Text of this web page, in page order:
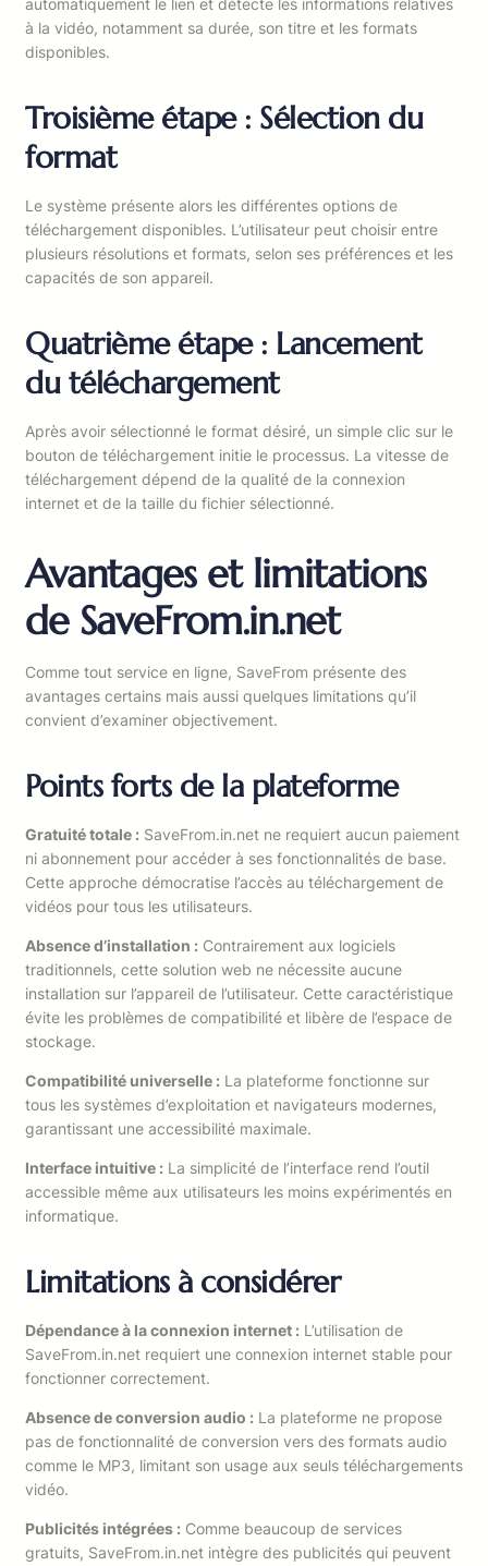
automatiquement le lien et détecte les informations relatives
à la vidéo, notamment sa durée, son titre et les formats
disponibles.
Troisième étape : Sélection du
format
Le système présente alors les différentes options de
téléchargement disponibles. L’utilisateur peut choisir entre
plusieurs résolutions et formats, selon ses préférences et les
capacités de son appareil.
Quatrième étape : Lancement
du téléchargement
Après avoir sélectionné le format désiré, un simple clic sur le
bouton de téléchargement initie le processus. La vitesse de
téléchargement dépend de la qualité de la connexion
internet et de la taille du fichier sélectionné.
Avantages et limitations
de SaveFrom.in.net
Comme tout service en ligne, SaveFrom présente des
avantages certains mais aussi quelques limitations qu’il
convient d’examiner objectivement.
Points forts de la plateforme
Gratuité totale : SaveFrom.in.net ne requiert aucun paiement
ni abonnement pour accéder à ses fonctionnalités de base.
Cette approche démocratise l’accès au téléchargement de
vidéos pour tous les utilisateurs.
Absence d’installation : Contrairement aux logiciels
traditionnels, cette solution web ne nécessite aucune
installation sur l’appareil de l’utilisateur. Cette caractéristique
évite les problèmes de compatibilité et libère de l’espace de
stockage.
Compatibilité universelle : La plateforme fonctionne sur
tous les systèmes d’exploitation et navigateurs modernes,
garantissant une accessibilité maximale.
Interface intuitive : La simplicité de l’interface rend l’outil
accessible même aux utilisateurs les moins expérimentés en
informatique.
Limitations à considérer
Dépendance à la connexion internet : L’utilisation de
SaveFrom.in.net requiert une connexion internet stable pour
fonctionner correctement.
Absence de conversion audio : La plateforme ne propose
pas de fonctionnalité de conversion vers des formats audio
comme le MP3, limitant son usage aux seuls téléchargements
vidéo.
Publicités intégrées : Comme beaucoup de services
gratuits, SaveFrom.in.net intègre des publicités qui peuvent